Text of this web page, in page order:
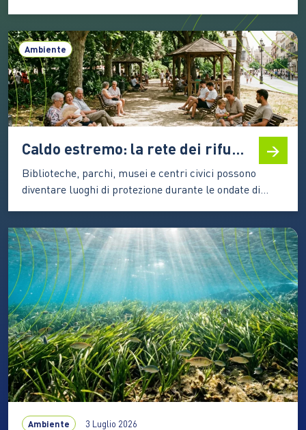
abbondanti, mentre il Centro-Sud resta esposto alla
siccità I mari italiani continuano a scaldarsi. Nel 2025
la temperatura media annuale ha raggiunto i 20°C,…
Ambiente
Caldo estremo: la rete dei rifugi climatici, cosa sono e perché sono sempre più importanti
Biblioteche, parchi, musei e centri civici possono
diventare luoghi di protezione durante le ondate di
esperienze stanno prendendo forma anche in Italia Le
ondate di calore che stanno interessando l’Italia e gran
parte dell’Europa…
Ambiente 3 Luglio 2026